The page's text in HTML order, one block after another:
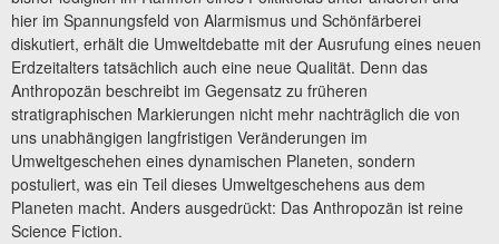
hier im Spannungsfeld von Alarmismus und Schönfärberei
diskutiert, erhält die Umwelt­debatte mit der Ausrufung eines neuen
Erdzeitalters tatsächlich auch eine neue Qualität. Denn das
Anthropozän beschreibt im Gegensatz zu früheren
stratigraphischen Markierungen nicht mehr nachträglich die von
uns unabhängigen langfristigen Veränderungen im
Umweltgeschehen eines dynamischen Planeten, sondern
postuliert, was ein Teil dieses Umweltgeschehens aus dem
Planeten macht. Anders ausgedrückt: Das Anthropozän ist reine
Science Fiction.